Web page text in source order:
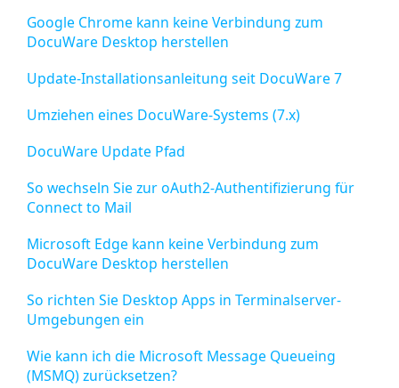
Google Chrome kann keine Verbindung zum
DocuWare Desktop herstellen
Update-Installationsanleitung seit DocuWare 7
Umziehen eines DocuWare-Systems (7.x)
DocuWare Update Pfad
So wechseln Sie zur oAuth2-Authentifizierung für
Connect to Mail
Microsoft Edge kann keine Verbindung zum
DocuWare Desktop herstellen
So richten Sie Desktop Apps in Terminalserver-
Umgebungen ein
Wie kann ich die Microsoft Message Queueing
(MSMQ) zurücksetzen?